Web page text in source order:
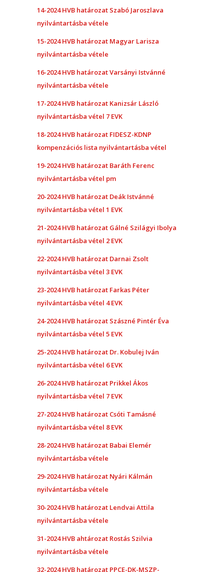
14-2024 HVB határozat Szabó Jaroszlava
nyilvántartásba vétele
15-2024 HVB határozat Magyar Larisza
nyilvántartásba vétele
16-2024 HVB határozat Varsányi Istvánné
nyilvántartásba vétele
17-2024 HVB határozat Kanizsár László
nyilvántartásba vétel 7 EVK
18-2024 HVB határozat FIDESZ-KDNP
kompenzációs lista nyilvántartásba vétel
19-2024 HVB határozat Baráth Ferenc
nyilvántartásba vétel pm
20-2024 HVB határozat Deák Istvánné
nyilvántartásba vétel 1 EVK
21-2024 HVB határozat Gálné Szilágyi Ibolya
nyilvántartásba vétel 2 EVK
22-2024 HVB határozat Darnai Zsolt
nyilvántartásba vétel 3 EVK
23-2024 HVB határozat Farkas Péter
nyilvántartásba vétel 4 EVK
24-2024 HVB határozat Szászné Pintér Éva
nyilvántartásba vétel 5 EVK
25-2024 HVB határozat Dr. Kobulej Iván
nyilvántartásba vétel 6 EVK
26-2024 HVB határozat Prikkel Ákos
nyilvántartásba vétel 7 EVK
27-2024 HVB határozat Csóti Tamásné
nyilvántartásba vétel 8 EVK
28-2024 HVB határozat Babai Elemér
nyilvántartásba vétele
29-2024 HVB határozat Nyári Kálmán
nyilvántartásba vétele
30-2024 HVB határozat Lendvai Attila
nyilvántartásba vétele
31-2024 HVB ahtározat Rostás Szilvia
nyilvántartásba vétele
32-2024 HVB határozat PPCE-DK-MSZP-